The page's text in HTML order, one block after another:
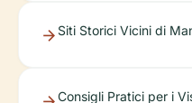
Siti Storici Vicini di
Consigli Pratici per i